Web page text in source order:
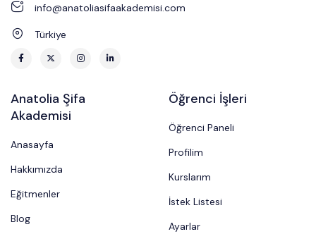
info@anatoliasifaakademisi.com
Türkiye
Anatolia Şifa
Akademisi
Anasayfa
Hakkımızda
Eğitmenler
Blog
Öğrenci İşleri
Öğrenci Paneli
Profilim
Kurslarım
İstek Listesi
Ayarlar